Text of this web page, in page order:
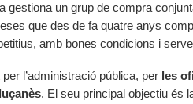
gestiona un grup de compra
que des de fa quatre anys
amb bones condicions i
l’administració pública, per les
. El seu principal objectiu és